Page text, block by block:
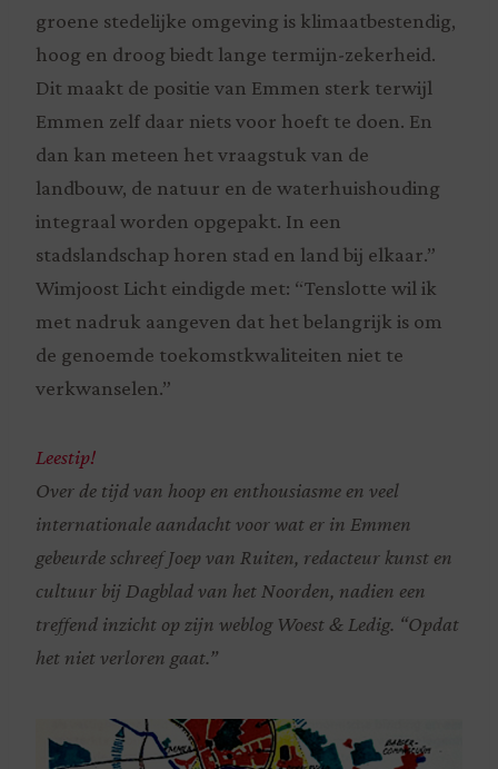
groene stedelijke omgeving is klimaatbestendig,
hoog en droog biedt lange termijn-zekerheid.
Dit maakt de positie van Emmen sterk terwijl
Emmen zelf daar niets voor hoeft te doen. En
dan kan meteen het vraagstuk van de
landbouw, de natuur en de waterhuishouding
integraal worden opgepakt. In een
stadslandschap horen stad en land bij elkaar.”
Wimjoost Licht eindigde met: “Tenslotte wil ik
met nadruk aangeven dat het belangrijk is om
de genoemde toekomstkwaliteiten niet te
verkwanselen.”
Leestip!
Over de tijd van hoop en enthousiasme en veel
internationale aandacht voor wat er in Emmen
gebeurde schreef Joep van Ruiten, redacteur kunst en
cultuur bij Dagblad van het Noorden, nadien een
treffend inzicht op zijn weblog Woest & Ledig. “Opdat
het niet verloren gaat.”